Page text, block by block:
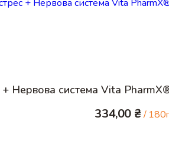
+ Нервова система Vita
334,00 ₴ / 180г